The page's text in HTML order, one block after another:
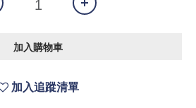
加入購物車
加入追蹤清單